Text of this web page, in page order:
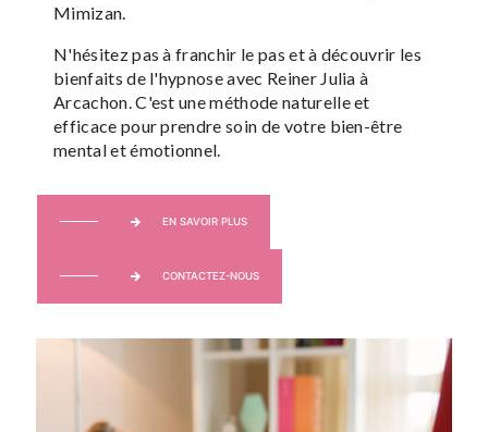
Mimizan.
N'hésitez pas à franchir le pas et à découvrir les
bienfaits de l'hypnose avec Reiner Julia à
Arcachon. C'est une méthode naturelle et
efficace pour prendre soin de votre bien-être
mental et émotionnel.
EN SAVOIR PLUS
CONTACTEZ-NOUS